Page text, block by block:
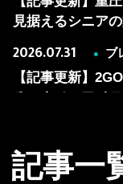
見据えるシニア
2026.07.31 ● ブ
【記事更新】
るスタメンアイ
【記事更新】昨
上の表現と等身
記事一